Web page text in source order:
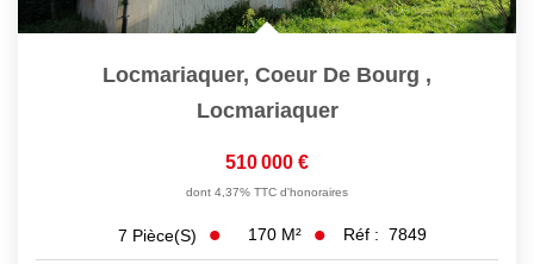
Locmariaquer, Coeur De Bourg ,
Locmariaquer
510 000 €
dont 4,37% TTC d'honoraires
7 Pièce(s) 170 M² Réf : 7849